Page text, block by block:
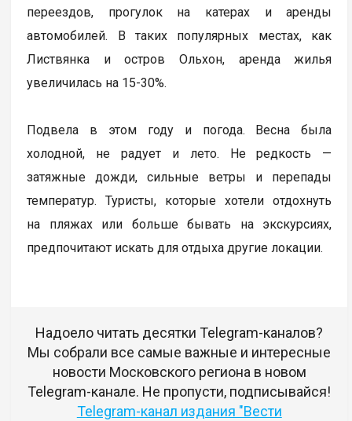
переездов, прогулок на катерах и аренды
автомобилей. В таких популярных местах, как
Листвянка и остров Ольхон, аренда жилья
увеличилась на 15-30%.
Подвела в этом году и погода. Весна была
холодной, не радует и лето. Не редкость —
затяжные дожди, сильные ветры и перепады
температур. Туристы, которые хотели отдохнуть
на пляжах или больше бывать на экскурсиях,
предпочитают искать для отдыха другие локации.
Надоело читать десятки Telegram-каналов?
Мы собрали все самые важные и интересные
новости Московского региона в новом
Telegram-канале. Не пропусти, подписывайся!
Telegram-канал издания "Вести